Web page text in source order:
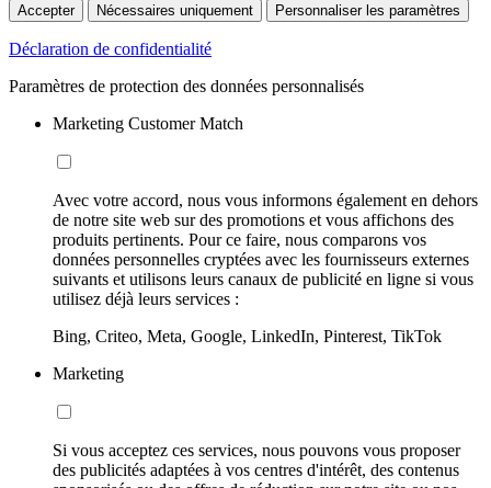
Accepter Nécessaires uniquement Personnaliser les paramètres
Déclaration de confidentialité
Paramètres de protection des données personnalisés
Marketing Customer Match
Avec votre accord, nous vous informons également en dehors
de notre site web sur des promotions et vous affichons des
produits pertinents. Pour ce faire, nous comparons vos
données personnelles cryptées avec les fournisseurs externes
suivants et utilisons leurs canaux de publicité en ligne si vous
utilisez déjà leurs services :
Bing, Criteo, Meta, Google, LinkedIn, Pinterest, TikTok
Marketing
Si vous acceptez ces services, nous pouvons vous proposer
des publicités adaptées à vos centres d'intérêt, des contenus